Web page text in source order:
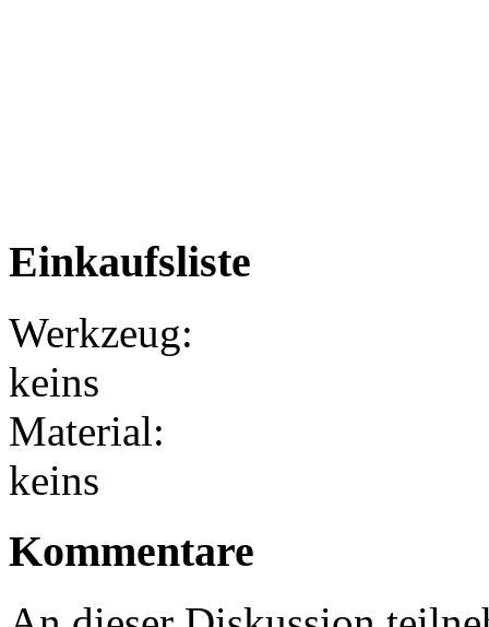
Einkaufsliste
Werkzeug:
keins
Material:
keins
Kommentare